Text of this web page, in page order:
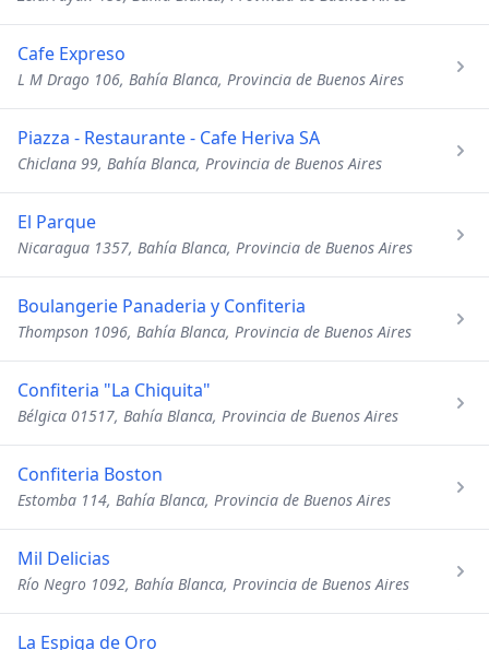
Cafe Expreso
L M Drago 106, Bahía Blanca, Provincia de Buenos Aires
Piazza - Restaurante - Cafe Heriva SA
Chiclana 99, Bahía Blanca, Provincia de Buenos Aires
El Parque
Nicaragua 1357, Bahía Blanca, Provincia de Buenos Aires
Boulangerie Panaderia y Confiteria
Thompson 1096, Bahía Blanca, Provincia de Buenos Aires
Confiteria "La Chiquita"
Bélgica 01517, Bahía Blanca, Provincia de Buenos Aires
Confiteria Boston
Estomba 114, Bahía Blanca, Provincia de Buenos Aires
Mil Delicias
Río Negro 1092, Bahía Blanca, Provincia de Buenos Aires
La Espiga de Oro